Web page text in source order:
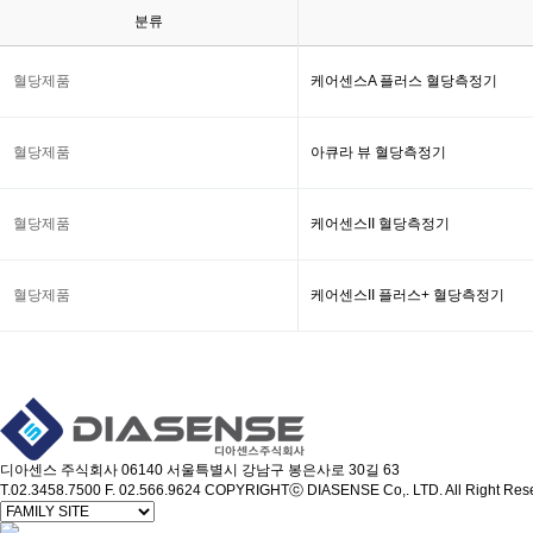
분류
혈당제품 케어센스A 플러스 혈당측정기
혈당제품 아큐라 뷰 혈당측정기
혈당제품 케어센스II 혈당측정기
혈당제품 케어센스II 플러스+ 혈당측정기
디아센스 주식회사 06140 서울특별시 강남구 봉은사로 30길 63
T.02.3458.7500 F. 02.566.9624 COPYRIGHTⓒ DIASENSE Co,. LTD. All Right